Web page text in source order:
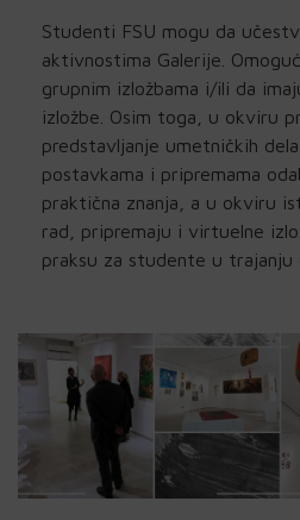
Studenti FSU mogu da
aktivnostima Galerije.
grupnim izložbama i/ili da
izložbe. Osim toga, u okviru
predstavljanje umetničkih
postavkama i pripremama
praktična znanja, a u okviru
rad, pripremaju i virtuelne
praksu za studente u trajanju